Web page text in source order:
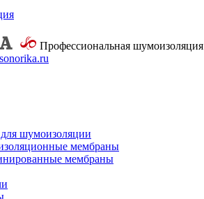
Профессиональная шумоизоляция
шумоизоляции
мембраны
мембраны